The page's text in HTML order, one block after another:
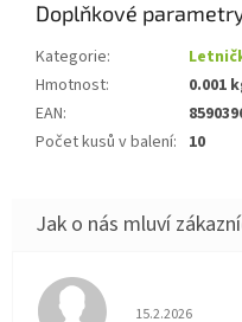
Doplňkové
Kategorie:
Hmotnost:
0.001
EAN:
Počet kusů v balení: 10
Hodnocení
15.2.2026